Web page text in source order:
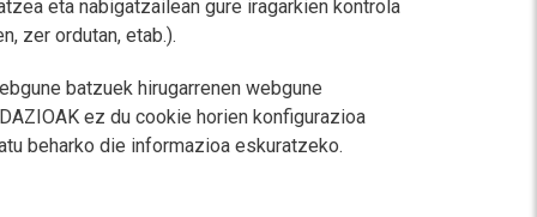
eta nabigatzailean gure iragarkien kontrola
zer ordutan, etab.).
batzuek hirugarrenen webgune
ez du cookie horien konfigurazioa
beharko die informazioa eskuratzeko.